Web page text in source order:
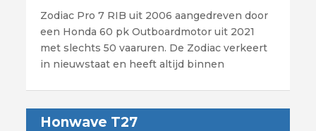
Zodiac Pro 7 RIB uit 2006 aangedreven door
een Honda 60 pk Outboardmotor uit 2021
met slechts 50 vaaruren. De Zodiac verkeert
in nieuwstaat en heeft altijd binnen
Honwave T27